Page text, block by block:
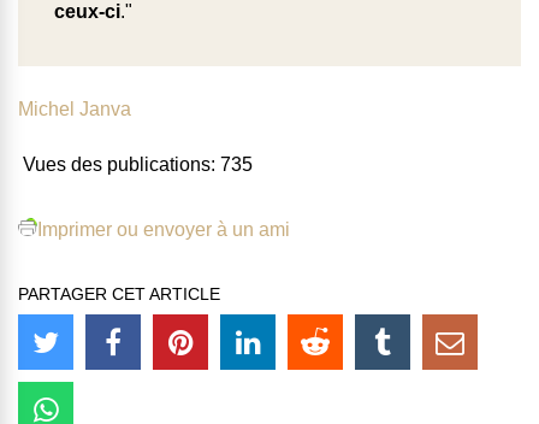
ceux-ci."
Michel Janva
Vues des publications: 735
Imprimer ou envoyer à un ami
PARTAGER CET ARTICLE